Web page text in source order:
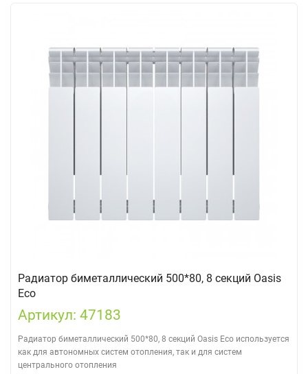
Радиатор биметаллический 500*80, 8 секций Oasis
Eco
Артикул: 47183
Радиатор биметаллический 500*80, 8 секций Oasis Eco используется
как для автономных систем отопления, так и для систем
центрального отопления